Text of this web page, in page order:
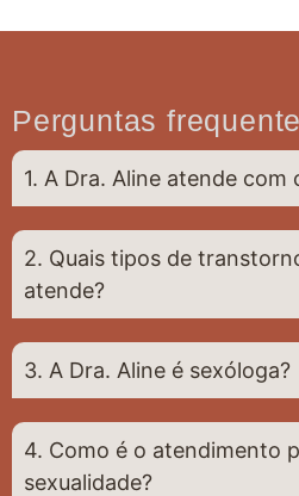
Perguntas
1. A Dra. Aline atende com
2. Quais tipos de
atende?
3. A Dra. Aline é sexóloga?
4. Como é o atendimento
sexualidade?